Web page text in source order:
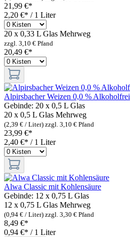
21,99 €*
2,20 €* / 1 Liter
20 x 0,33 L Glas Mehrweg
zzgl. 3,10 € Pfand
20,49 €*
Alpirsbacher Weizen 0,0 % Alkoholfrei
Gebinde: 20 x 0,5 L Glas
20 x 0,5 L Glas Mehrweg
(2,39 € / Liter) zzgl. 3,10 € Pfand
23,99 €*
2,40 €* / 1 Liter
Alwa Classic mit Kohlensäure
Gebinde: 12 x 0,75 L Glas
12 x 0,75 L Glas Mehrweg
(0,94 € / Liter) zzgl. 3,30 € Pfand
8,49 €*
0,94 €* / 1 Liter